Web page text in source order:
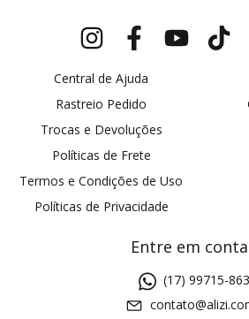
Central de Ajuda
Rastreio Pedido
Trocas e Devoluções
Políticas de Frete
Termos e Condições de Uso
Políticas de Privacidade
Entre em
(17) 99715-